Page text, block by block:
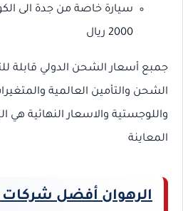
سيارة خاصة من جدة الى
2000 ريال
جمبع أسعار الشحن الدولي قابلة
الشحن والتأمين العالمية
واللوجستية والاسعار النهائية هي
المعاينة
الرهوان أفضل شركات